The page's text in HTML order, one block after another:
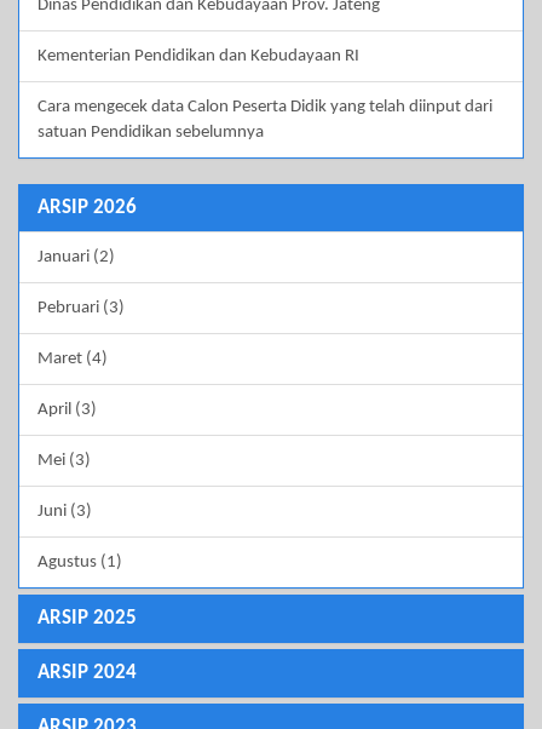
Dinas Pendidikan dan Kebudayaan Prov. Jateng
Kementerian Pendidikan dan Kebudayaan RI
Cara mengecek data Calon Peserta Didik yang telah diinput dari
satuan Pendidikan sebelumnya
ARSIP 2026
Januari (2)
Pebruari (3)
Maret (4)
April (3)
Mei (3)
Juni (3)
Agustus (1)
ARSIP 2025
ARSIP 2024